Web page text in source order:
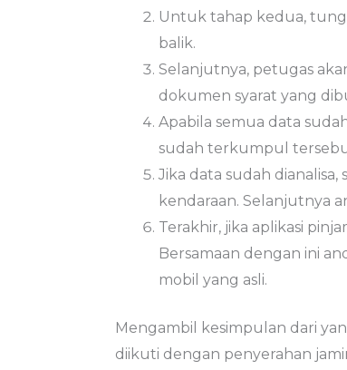
Untuk tahap kedua,
balik.
Selanjutnya, petugas
dokumen syarat yang
Apabila semua data
sudah terkumpul
Jika data sudah
kendaraan. Selanjutnya
Terakhir, jika aplikasi
Bersamaan dengan ini
mobil yang asli.
Mengambil kesimpulan dari
diikuti dengan penyerahan